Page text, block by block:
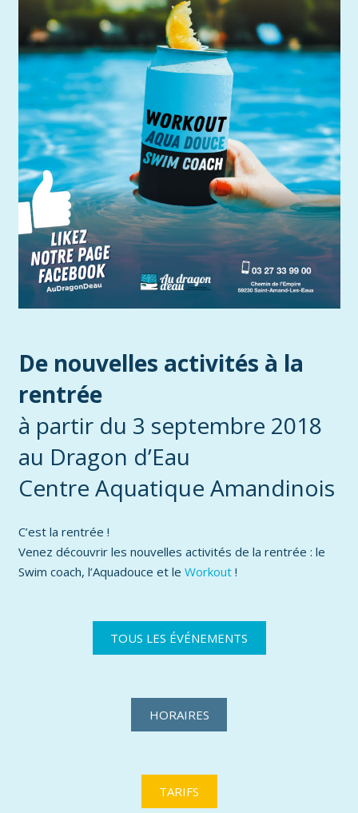
De nouvelles activités à la
rentrée
à partir du 3 septembre 2018
au Dragon d’Eau
Centre Aquatique Amandinois
C’est la rentrée !
Venez découvrir les nouvelles activités de la rentrée : le
Swim coach, l’Aquadouce et le Workout!
TOUS LES ÉVÉNEMENTS
HORAIRES
TARIFS